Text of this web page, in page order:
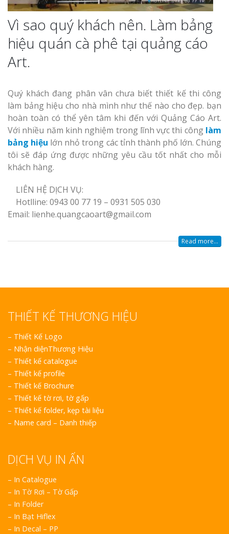
Vì sao quý khách nên. Làm bảng
hiệu quán cà phê tại quảng cáo
Art.
Quý khách đang phân vân chưa biết thiết kế thi công
làm bảng hiệu cho nhà mình như thế nào cho đẹp. bạn
hoàn toàn có thể yên tâm khi đến với Quảng Cáo Art.
Với nhiều năm kinh nghiệm trong lĩnh vực thi công làm
bảng hiệu lớn nhỏ trong các tỉnh thành phố lớn. Chúng
tôi sẽ đáp ứng được những yêu cầu tốt nhất cho mỗi
khách hàng.
LIÊN HỆ DỊCH VỤ:
Hotlline: 0943 00 77 19 – 0931 505 030
Email: lienhe.quangcaoart@gmail.com
Read more...
THIẾT KẾ THƯƠNG HIỆU
– Thiết Kế Logo
– Nhận diệnThương Hiệu
– Thiết kế catalogue
– Thiết kế profile
– Thiết kế Brochure
– Thiết kế tờ rơi, tờ gấp
– Thiết kế folder, kẹp tài liệu
– Name card – Danh thiếp
DỊCH VỤ IN ẤN
– In Catalogue
– In Tờ Rơi – Tờ Gấp
– In Folder
– In Bạt Hiflex
– In Decal – PP